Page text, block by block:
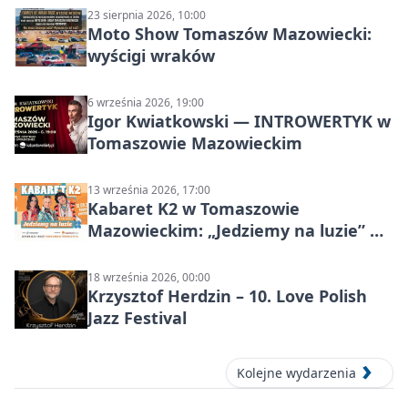
23 sierpnia 2026, 10:00
Moto Show Tomaszów Mazowiecki:
wyścigi wraków
6 września 2026, 19:00
Igor Kwiatkowski — INTROWERTYK w
Tomaszowie Mazowieckim
13 września 2026, 17:00
Kabaret K2 w Tomaszowie
Mazowieckim: „Jedziemy na luzie” w
Społecznej
18 września 2026, 00:00
Krzysztof Herdzin – 10. Love Polish
Jazz Festival
Kolejne wydarzenia